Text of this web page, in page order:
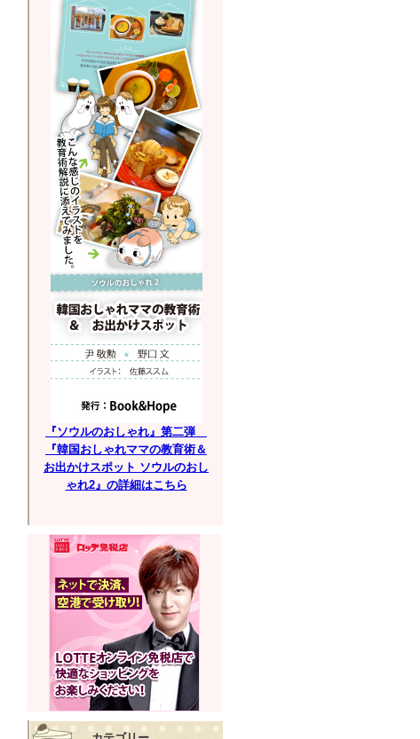
『ソウルのおしゃれ』第二弾
『韓国おしゃれママの教育術＆
お出かけスポット ソウルのおし
ゃれ2』の詳細はこちら